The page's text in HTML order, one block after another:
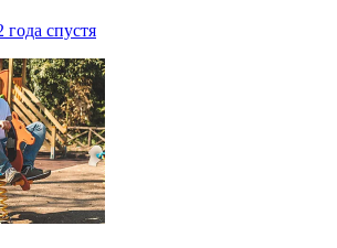
года спустя